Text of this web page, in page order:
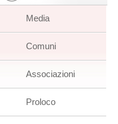
Media
Comuni
Associazioni
Proloco